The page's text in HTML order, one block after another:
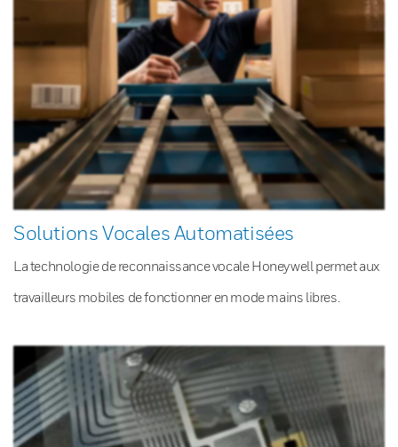
Solutions Vocales Automatisées
La technologie de reconnaissance vocale Honeywell permet aux
travailleurs mobiles de fonctionner en mode mains libres.